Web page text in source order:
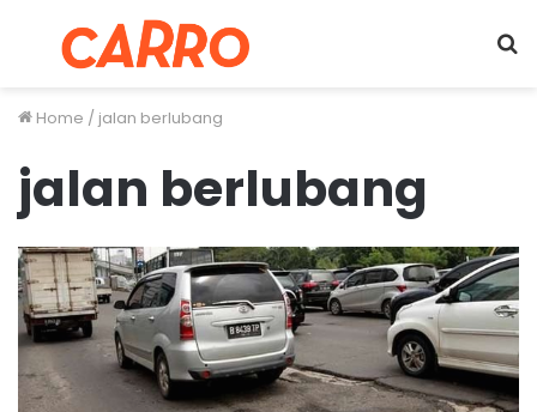
Menu
Home / jalan berlubang
jalan berlubang